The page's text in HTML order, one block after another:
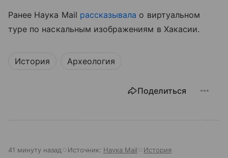
Ранее Наука Mail рассказывала о виртуальном
туре по наскальным изображениям в Хакасии.
История Археология
Поделиться
41 минуту назад Источник: Наука Mail История